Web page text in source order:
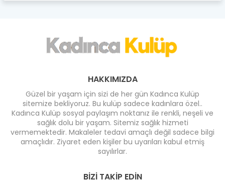
HAKKIMIZDA
Güzel bir yaşam için sizi de her gün Kadınca Kulüp
sitemize bekliyoruz. Bu kulüp sadece kadınlara özel..
Kadınca Kulüp sosyal paylaşım noktanız ile renkli, neşeli ve
sağlık dolu bir yaşam. Sitemiz sağlık hizmeti
vermemektedir. Makaleler tedavi amaçlı değil sadece bilgi
amaçlıdır. Ziyaret eden kişiler bu uyarıları kabul etmiş
sayılırlar.
BIZI TAKIP EDIN